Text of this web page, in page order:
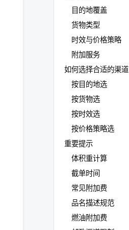
目的地覆盖
货物类型
时效与价格策略
附加服务
如何选择合适的渠道
按目的地选
按货物选
按时效选
按价格策略选
重要提示
体积重计算
截单时间
常见附加费
品名描述规范
燃油附加费